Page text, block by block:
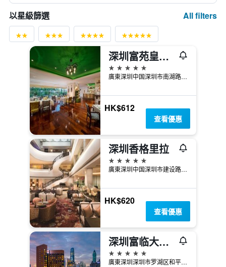
以星級篩選 All filters
深圳富苑皇冠假日套房酒店
5星級
廣東深圳中国深圳市南湖路3018号，距离罗湖口岸及火车站5分钟车程，福田站20分钟车程
HK$612
查看優惠
深圳香格里拉
5星級
廣東深圳中国深圳市建设路1002号火车站东侧 邮政编码
HK$620
查看優惠
深圳富临大酒店
5星級
廣東深圳深圳市罗湖区和平路1085号